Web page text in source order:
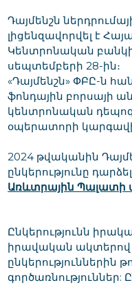
Դայմենշն
լիցենզավորվել է
Կենտրոնական բանկի
սեպտեմբերի 28-ին։
«Դայմենշն» ՓԲԸ-ն
ֆոնդային բորսայի
կենտրոնական
օպերատորի
2024 թվականին
ընկերությունը
Առևտրային Պալատի
Ընկերությունն
իրավական ակտերով
ընկերություններին
գործառնություններ: